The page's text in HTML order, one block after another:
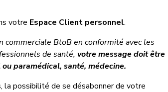
votre Espace Client personnel.
BtoB en conformité avec les
de santé, votre message doit être
paramédical, santé, médecine.
la possibilité de se désabonner de votre